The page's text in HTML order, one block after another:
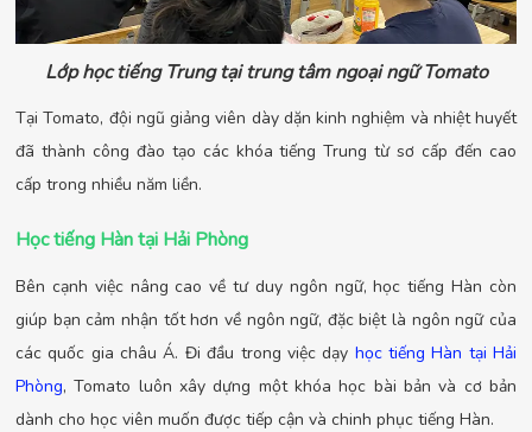
Lớp học tiếng Trung tại trung tâm ngoại ngữ Tomato
Tại Tomato, đội ngũ giảng viên dày dặn kinh nghiệm và nhiệt huyết
đã thành công đào tạo các khóa tiếng Trung từ sơ cấp đến cao
cấp trong nhiều năm liền.
Học tiếng Hàn tại Hải Phòng
Bên cạnh việc nâng cao về tư duy ngôn ngữ, học tiếng Hàn còn
giúp bạn cảm nhận tốt hơn về ngôn ngữ, đặc biệt là ngôn ngữ của
các quốc gia châu Á. Đi đầu trong việc dạy học tiếng Hàn tại Hải
Phòng, Tomato luôn xây dựng một khóa học bài bản và cơ bản
dành cho học viên muốn được tiếp cận và chinh phục tiếng Hàn.